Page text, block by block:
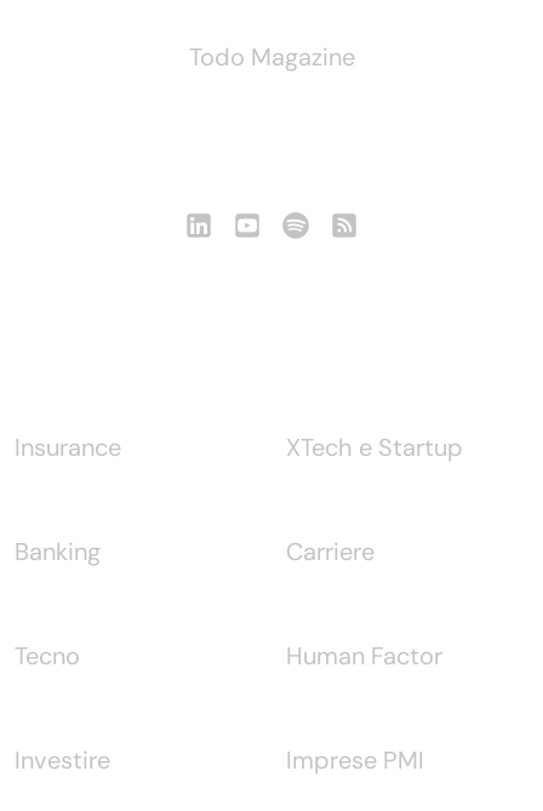
Todo Magazine
Insurance
Banking
Tecno
Investire
XTech e Startup
Carriere
Human Factor
Imprese PMI